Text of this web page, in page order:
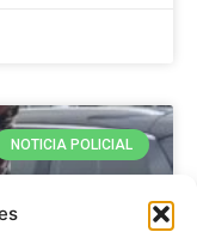
NOTICIA POLICIAL